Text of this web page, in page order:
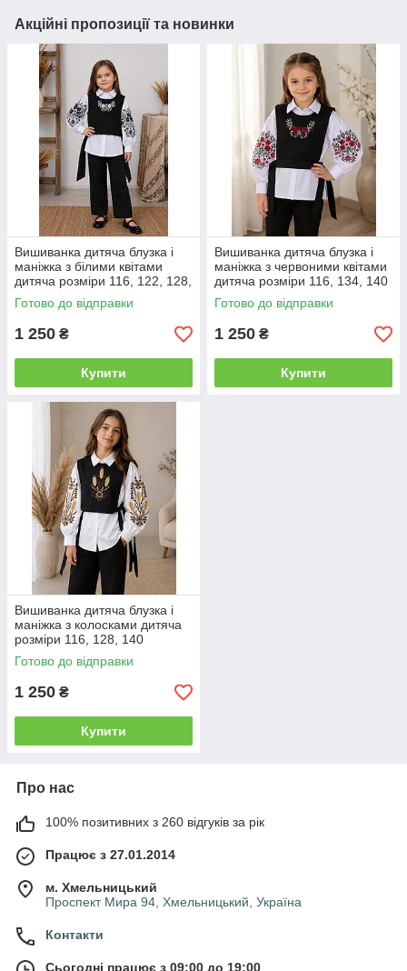
Акційні пропозиції та новинки
Вишиванка дитяча блузка і
маніжка з білими квітами
дитяча розміри 116, 122, 128,
134, 140
Готово до відправки
1 250 ₴
Купити
Вишиванка дитяча блузка і
маніжка з червоними квітами
дитяча розміри 116, 134, 140
Готово до відправки
1 250 ₴
Купити
Вишиванка дитяча блузка і
маніжка з колосками дитяча
розміри 116, 128, 140
Готово до відправки
1 250 ₴
Купити
Про нас
100% позитивних з 260 відгуків за рік
Працює з 27.01.2014
м. Хмельницький
Проспект Мира 94, Хмельницький, Україна
Контакти
Сьогодні працює з 09:00 до 19:00